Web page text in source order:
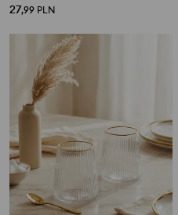
27,99 PLN